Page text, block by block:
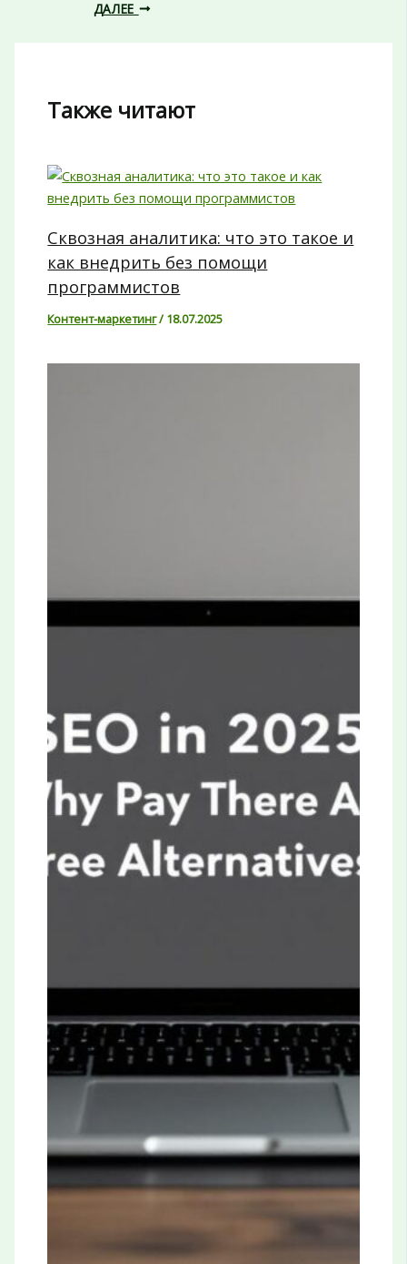
ДАЛЕЕ
Также читают
Сквозная аналитика: что это такое и
как внедрить без помощи
программистов
Контент-маркетинг/ 18.07.2025